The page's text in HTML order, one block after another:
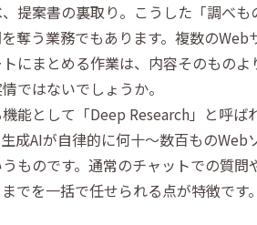
提案書の裏取り。こうした「調べ
奪う業務でもあります。複数のWeb
にまとめる作業は、内容そのもの
ではないでしょうか。
能として「Deep Research」と呼ば
成AIが自律的に何十～数百ものWeb
ものです。通常のチャットでの質問
でを一括で任せられる点が特徴です。